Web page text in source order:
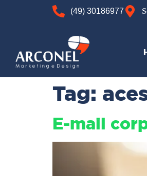
(49) 30186977
Tag:
E-mail